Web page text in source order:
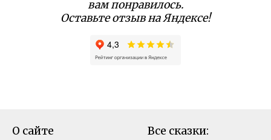
вам понравилось.
Оставьте отзыв на Яндексе!
О сайте Все сказки: